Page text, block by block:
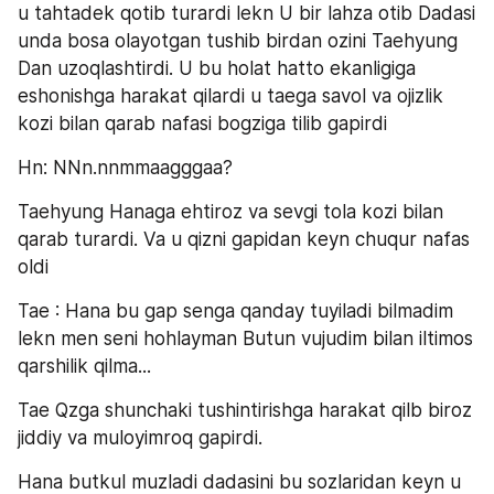
u tahtadek qotib turardi lekn U bir lahza otib Dadasi
unda bosa olayotgan tushib birdan ozini Taehyung
Dan uzoqlashtirdi. U bu holat hatto ekanligiga
eshonishga harakat qilardi u taega savol va ojizlik
kozi bilan qarab nafasi bogziga tilib gapirdi
Hn: NNn.nnmmaagggaa?
Taehyung Hanaga ehtiroz va sevgi tola kozi bilan
qarab turardi. Va u qizni gapidan keyn chuqur nafas
oldi
Tae : Hana bu gap senga qanday tuyiladi bilmadim
lekn men seni hohlayman Butun vujudim bilan iltimos
qarshilik qilma...
Tae Qzga shunchaki tushintirishga harakat qilb biroz
jiddiy va muloyimroq gapirdi.
Hana butkul muzladi dadasini bu sozlaridan keyn u